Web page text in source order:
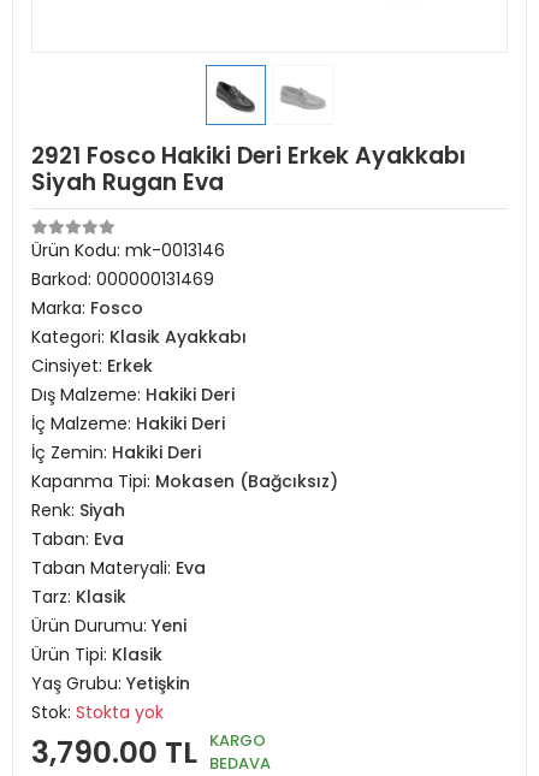
2921 Fosco Hakiki Deri Erkek Ayakkabı
Siyah Rugan Eva
Ürün Kodu: mk-0013146
Barkod: 000000131469
Marka: Fosco
Kategori: Klasik Ayakkabı
Cinsiyet: Erkek
Dış Malzeme: Hakiki Deri
İç Malzeme: Hakiki Deri
İç Zemin: Hakiki Deri
Kapanma Tipi: Mokasen (Bağcıksız)
Renk: Siyah
Taban: Eva
Taban Materyali: Eva
Tarz: Klasik
Ürün Durumu: Yeni
Ürün Tipi: Klasik
Yaş Grubu: Yetişkin
Stok: Stokta yok
3,790.00 TL KARGO
BEDAVA